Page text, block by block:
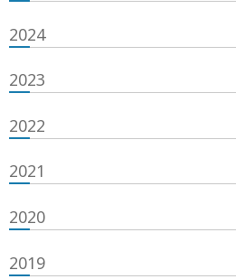
2024
2023
2022
2021
2020
2019